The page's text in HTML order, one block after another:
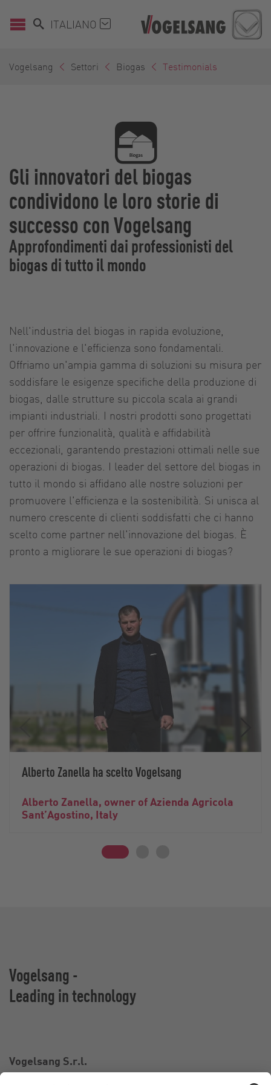
ITALIANO
Vogelsang Settori Biogas Testimonials
Gli innovatori del biogas
condividono le loro storie di
successo con Vogelsang
Approfondimenti dai professionisti del
biogas di tutto il mondo
Nell'industria del biogas in rapida evoluzione,
l'innovazione e l'efficienza sono fondamentali.
Offriamo un'ampia gamma di soluzioni su misura per
soddisfare le esigenze specifiche della produzione di
biogas, dalle strutture su piccola scala ai grandi
impianti industriali. I nostri prodotti sono progettati
per offrire funzionalità, qualità e affidabilità
eccezionali, garantendo prestazioni ottimali nelle sue
operazioni di biogas. I leader del settore del biogas in
tutto il mondo si affidano alle nostre soluzioni per
promuovere l'efficienza e la sostenibilità. Si unisca al
numero crescente di clienti soddisfatti che ci hanno
scelto come partner nell'innovazione del biogas. È
pronto a migliorare le sue operazioni di biogas?
Alberto Zanella ha scelto Vogelsang
Alberto Zanella, owner of Azienda Agricola
Sant’Agostino, Italy
Vogelsang -
Leading in technology
Vogelsang S.r.l.